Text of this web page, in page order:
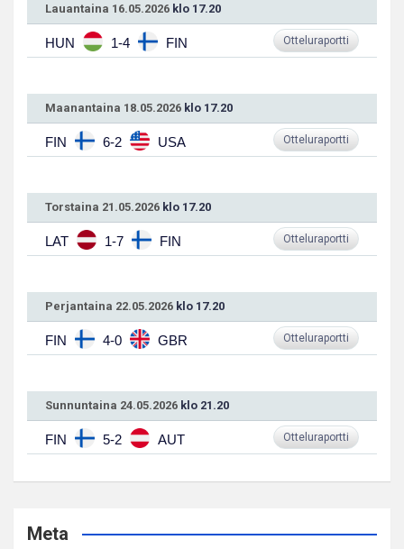
Lauantaina 16.05.2026 klo 17.20
HUN 1-4 FIN Otteluraportti
Maanantaina 18.05.2026 klo 17.20
FIN 6-2 USA Otteluraportti
Torstaina 21.05.2026 klo 17.20
LAT 1-7 FIN Otteluraportti
Perjantaina 22.05.2026 klo 17.20
FIN 4-0 GBR Otteluraportti
Sunnuntaina 24.05.2026 klo 21.20
FIN 5-2 AUT Otteluraportti
Meta